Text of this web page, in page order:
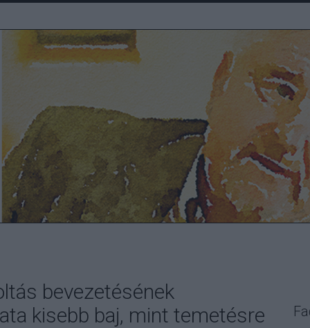
bevezetésének
kisebb baj, mint temetésre